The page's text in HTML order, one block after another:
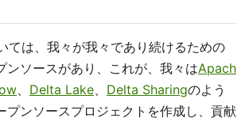
ては、我々が我々であり続けるための
ンソースがあり、これが、我々はApach
、 Delta Lake、 Delta Sharingのよう
プンソースプロジェクトを作成し、貢献